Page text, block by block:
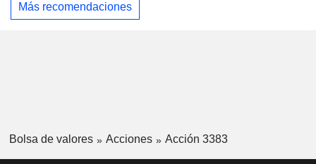
Más recomendaciones
Bolsa de valores Acciones Acción 3383